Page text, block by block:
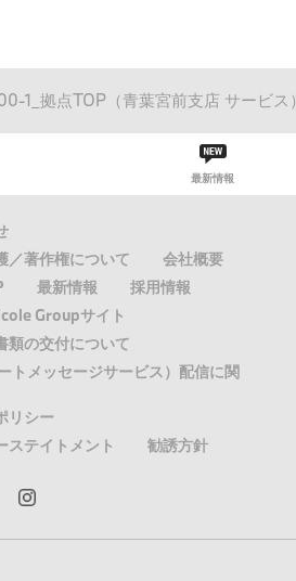
1_拠点TOP（青葉宮前支店 サービス）
最新情報
／著作権について
会社概要
最新情報
採用情報
Groupサイト
類の交付について
トメッセージサービス）配信に関
リシー
ステイトメント
勧誘方針